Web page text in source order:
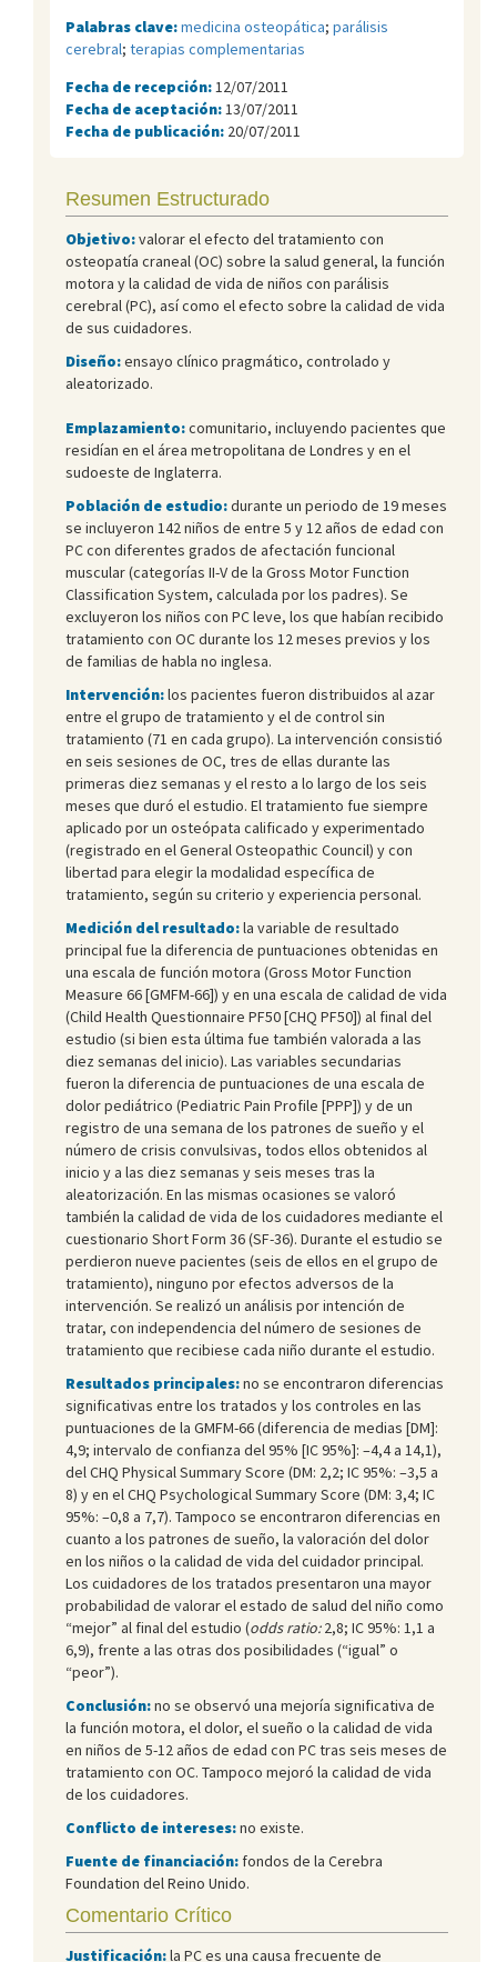
Palabras clave:medicina osteopática; parálisis
cerebral; terapias complementarias
Fecha de recepción: 12/07/2011
Fecha de aceptación: 13/07/2011
Fecha de publicación: 20/07/2011
Resumen Estructurado
Objetivo:valorar el efecto del tratamiento con
osteopatía craneal (OC) sobre la salud general, la función
motora y la calidad de vida de niños con parálisis
cerebral (PC), así como el efecto sobre la calidad de vida
de sus cuidadores.
Diseño:ensayo clínico pragmático, controlado y
aleatorizado.
Emplazamiento:comunitario, incluyendo pacientes que
residían en el área metropolitana de Londres y en el
sudoeste de Inglaterra.
Población de estudio:durante un periodo de 19 meses
se incluyeron 142 niños de entre 5 y 12 años de edad con
PC con diferentes grados de afectación funcional
muscular (categorías II-V de la Gross Motor Function
Classification System, calculada por los padres). Se
excluyeron los niños con PC leve, los que habían recibido
tratamiento con OC durante los 12 meses previos y los
de familias de habla no inglesa.
Intervención:los pacientes fueron distribuidos al azar
entre el grupo de tratamiento y el de control sin
tratamiento (71 en cada grupo). La intervención consistió
en seis sesiones de OC, tres de ellas durante las
primeras diez semanas y el resto a lo largo de los seis
meses que duró el estudio. El tratamiento fue siempre
aplicado por un osteópata calificado y experimentado
(registrado en el General Osteopathic Council) y con
libertad para elegir la modalidad específica de
tratamiento, según su criterio y experiencia personal.
Medición del resultado:la variable de resultado
principal fue la diferencia de puntuaciones obtenidas en
una escala de función motora (Gross Motor Function
Measure 66 [GMFM-66]) y en una escala de calidad de vida
(Child Health Questionnaire PF50 [CHQ PF50]) al final del
estudio (si bien esta última fue también valorada a las
diez semanas del inicio). Las variables secundarias
fueron la diferencia de puntuaciones de una escala de
dolor pediátrico (Pediatric Pain Profile [PPP]) y de un
registro de una semana de los patrones de sueño y el
número de crisis convulsivas, todos ellos obtenidos al
inicio y a las diez semanas y seis meses tras la
aleatorización. En las mismas ocasiones se valoró
también la calidad de vida de los cuidadores mediante el
cuestionario Short Form 36 (SF-36). Durante el estudio se
perdieron nueve pacientes (seis de ellos en el grupo de
tratamiento), ninguno por efectos adversos de la
intervención. Se realizó un análisis por intención de
tratar, con independencia del número de sesiones de
tratamiento que recibiese cada niño durante el estudio.
Resultados principales:no se encontraron diferencias
significativas entre los tratados y los controles en las
puntuaciones de la GMFM-66 (diferencia de medias [DM]:
4,9; intervalo de confianza del 95% [IC 95%]: –4,4 a 14,1),
del CHQ Physical Summary Score (DM: 2,2; IC 95%: –3,5 a
8) y en el CHQ Psychological Summary Score (DM: 3,4; IC
95%: –0,8 a 7,7). Tampoco se encontraron diferencias en
cuanto a los patrones de sueño, la valoración del dolor
en los niños o la calidad de vida del cuidador principal.
Los cuidadores de los tratados presentaron una mayor
probabilidad de valorar el estado de salud del niño como
“mejor” al final del estudio (odds ratio:2,8; IC 95%: 1,1 a
6,9), frente a las otras dos posibilidades (“igual” o
“peor”).
Conclusión:no se observó una mejoría significativa de
la función motora, el dolor, el sueño o la calidad de vida
en niños de 5-12 años de edad con PC tras seis meses de
tratamiento con OC. Tampoco mejoró la calidad de vida
de los cuidadores.
Conflicto de intereses:no existe.
Fuente de financiación: fondos de la Cerebra
Foundation del Reino Unido.
Comentario Crítico
Justificación:la PC es una causa frecuente de